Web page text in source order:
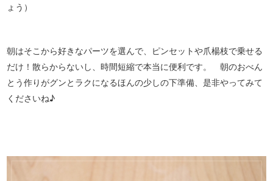
ょう）
朝はそこから好きなパーツを選んで、ピンセットや爪楊枝で乗せる
だけ！散らからないし、時間短縮で本当に便利です。 朝のおべん
とう作りがグンとラクになるほんの少しの下準備、是非やってみて
くださいね♪